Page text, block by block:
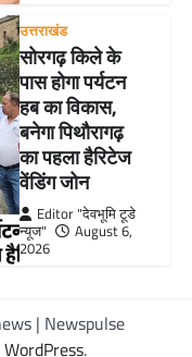
उत्तराखंड
सोरगढ़ किले के
पास होगा पर्यटन
हब का विकास,
बनेगा पिथौरागढ़
का पहला हैरिटेज
वेंडिंग जोन
Editor "देवभूमि टूडे
न्यूज"
August 6,
2026
| Newspulse
WordPress.